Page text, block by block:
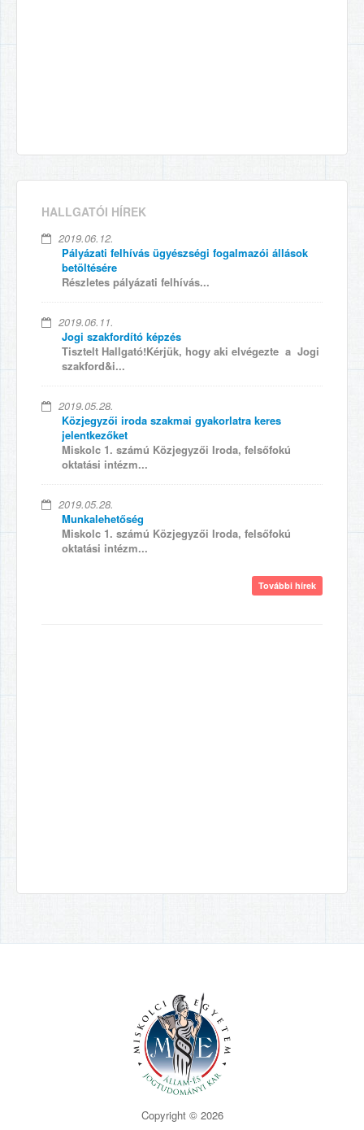
HALLGATÓI HÍREK
2019.06.12.
Pályázati felhívás ügyészségi fogalmazói állások
betöltésére
Részletes pályázati felhívás...
2019.06.11.
Jogi szakfordító képzés
Tisztelt Hallgató!Kérjük, hogy aki elvégezte a Jogi
szakford&i...
2019.05.28.
Közjegyzői iroda szakmai gyakorlatra keres
jelentkezőket
Miskolc 1. számú Közjegyzői Iroda, felsőfokú
oktatási intézm...
2019.05.28.
Munkalehetőség
Miskolc 1. számú Közjegyzői Iroda, felsőfokú
oktatási intézm...
További hírek
Copyright © 2026